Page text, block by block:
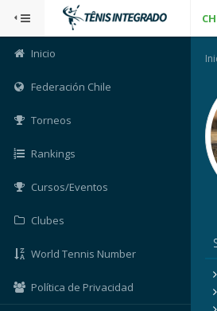
Inicio
Federación Chile
Torneos
Rankings
Cursos/Eventos
Clubes
World Tennis Number
Política de Privacidad